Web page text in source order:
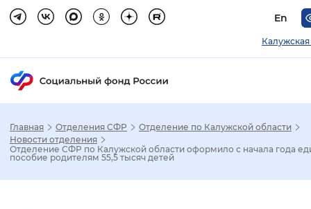
En
Калужская
Главная Отделения СФР
Отделение по Калужской области
Новости отделения
Отделение СФР по Калужской области оформило с начала года
пособие родителям 55,5 тысяч детей